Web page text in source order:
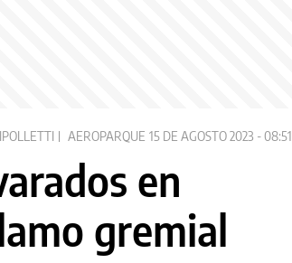
AEROPARQUE 15 DE AGOSTO 2023 - 08:51
en
gremial